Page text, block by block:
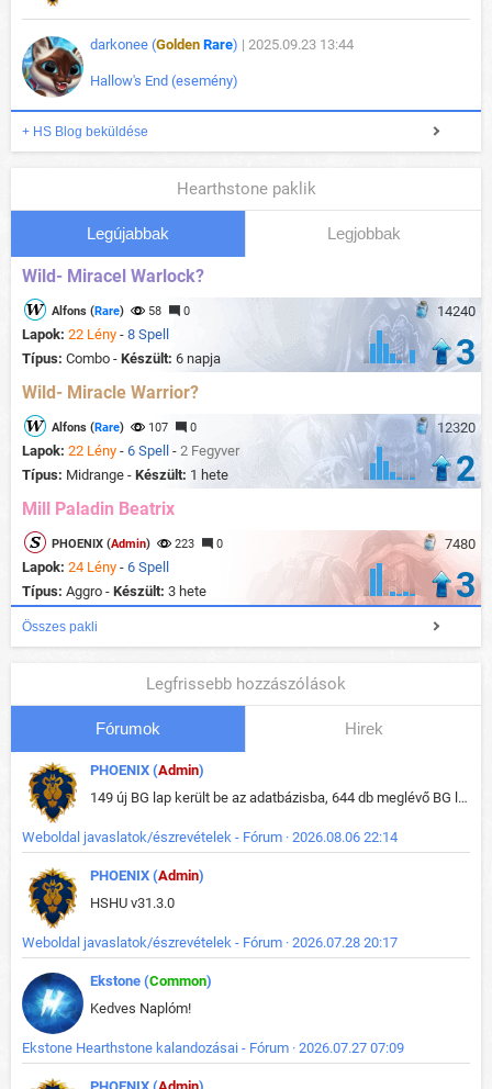
darkonee (Golden Rare) | 2025.09.23 13:44
Hallow's End (esemény)
+ HS Blog beküldése
Hearthstone paklik
Legújabbak Legjobbak
Wild- Miracel Warlock?
14240
Alfons (Rare) 58 0
Lapok: 22 Lény - 8 Spell
Típus: Combo - Készült: 6 napja 3
Wild- Miracle Warrior?
12320
Alfons (Rare) 107 0
Lapok: 22 Lény - 6 Spell - 2 Fegyver
Típus: Midrange - Készült: 1 hete 2
Mill Paladin Beatrix
7480
PHOENIX (Admin) 223 0
Lapok: 24 Lény - 6 Spell
Típus: Aggro - Készült: 3 hete 3
Összes pakli
Legfrissebb hozzászólások
Fórumok Hirek
PHOENIX (Admin)
149 új BG lap került be az adatbázisba, 644 db meglévő BG lap módosult, bekerültek az új képek a megváltozott lapokhoz is.
Weboldal javaslatok/észrevételek - Fórum · 2026.08.06 22:14
PHOENIX (Admin)
HSHU v31.3.0
Weboldal javaslatok/észrevételek - Fórum · 2026.07.28 20:17
Ekstone (Common)
Kedves Naplóm!
Ekstone Hearthstone kalandozásai - Fórum · 2026.07.27 07:09